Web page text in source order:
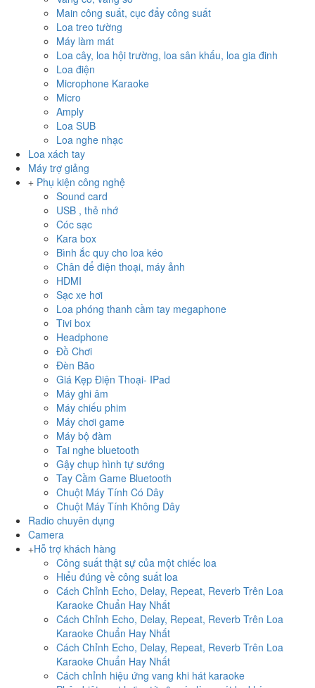
Main công suất, cục đẩy công suất
Loa treo tường
Máy làm mát
Loa cây, loa hội trường, loa sân khấu, loa gia đinh
Loa điện
Microphone Karaoke
Micro
Amply
Loa SUB
Loa nghe nhạc
Loa xách tay
Máy trợ giảng
Phụ kiện công nghệ
Sound card
USB , thẻ nhớ
Cóc sạc
Kara box
Bình ắc quy cho loa kéo
Chân để điện thoại, máy ảnh
HDMI
Sạc xe hơi
Loa phóng thanh cầm tay megaphone
Tivi box
Headphone
Đồ Chơi
Đèn Bão
Giá Kẹp Điện Thoại- IPad
Máy ghi âm
Máy chiếu phim
Máy chơi game
Máy bộ đàm
Tai nghe bluetooth
Gậy chụp hình tự sướng
Tay Cầm Game Bluetooth
Chuột Máy Tính Có Dây
Chuột Máy Tính Không Dây
Radio chuyên dụng
Camera
Hỗ trợ khách hàng
Công suất thật sự của một chiếc loa
Hiểu đúng về công suất loa
Cách Chỉnh Echo, Delay, Repeat, Reverb Trên Loa
Karaoke Chuẩn Hay Nhất
Cách Chỉnh Echo, Delay, Repeat, Reverb Trên Loa
Karaoke Chuẩn Hay Nhất
Cách Chỉnh Echo, Delay, Repeat, Reverb Trên Loa
Karaoke Chuẩn Hay Nhất
Cách chỉnh hiệu ứng vang khi hát karaoke